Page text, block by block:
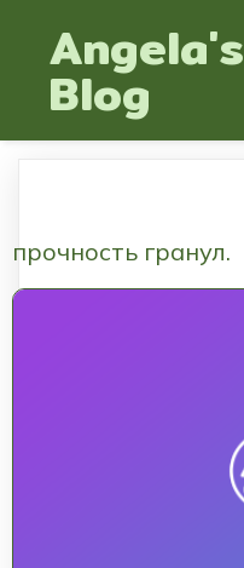
Angela's
Blog
прочность гранул.